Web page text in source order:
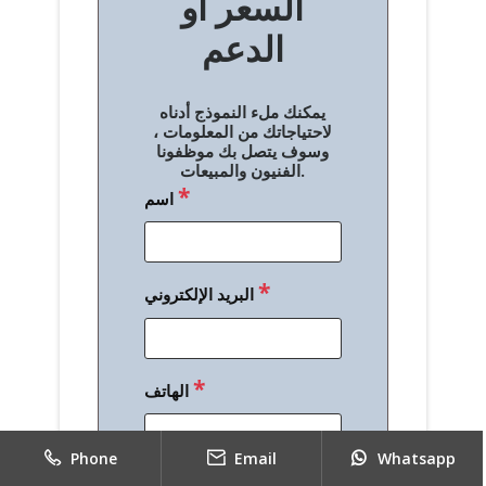
الدعم
يمكنك ملء النموذج أدناه
لاحتياجاتك من المعلومات ،
وسوف يتصل بك موظفونا
الفنيون والمبيعات.
اسم*
البريد الإلكتروني*
الهاتف*
Phone Email Whatsapp